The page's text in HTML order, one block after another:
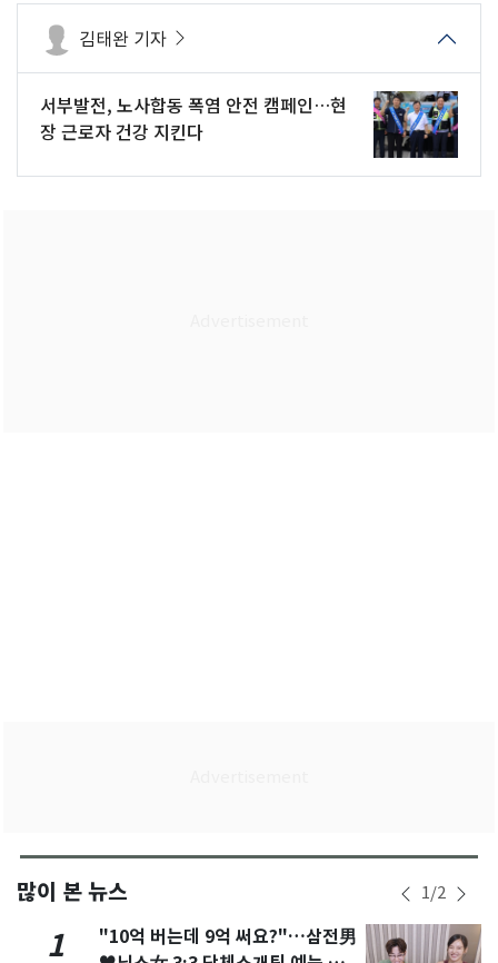
김태완 기자
서부발전, 노사합동 폭염 안전 캠페인…현
장 근로자 건강 지킨다
많이 본 뉴스 1/2
1
"10억 버는데 9억 써요?"…삼전男